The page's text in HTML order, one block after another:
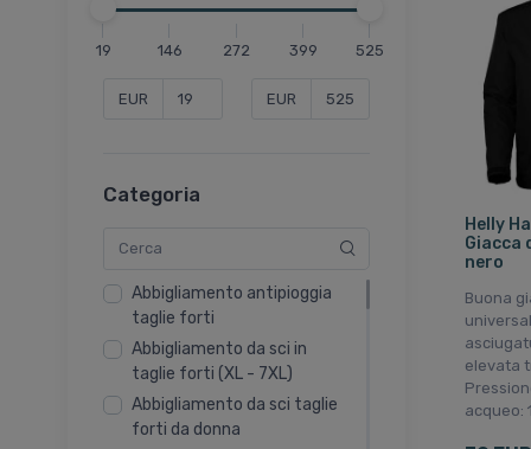
19 146 272 399 525
EUR EUR
Categoria
Abbigliamento antipioggia
taglie forti
Abbigliamento da sci in
taglie forti (XL - 7XL)
Abbigliamento da sci taglie
forti da donna
Helly
Giacca
nero
Buona
elevata
acqueo: